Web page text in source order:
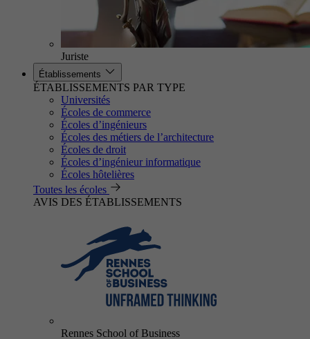
Juriste
Établissements
ÉTABLISSEMENTS PAR TYPE
Universités
Écoles de commerce
Écoles d’ingénieurs
Écoles des métiers de l’architecture
Écoles de droit
Écoles d’ingénieur informatique
Écoles hôtelières
Toutes les écoles
AVIS DES ÉTABLISSEMENTS
Rennes School of Business